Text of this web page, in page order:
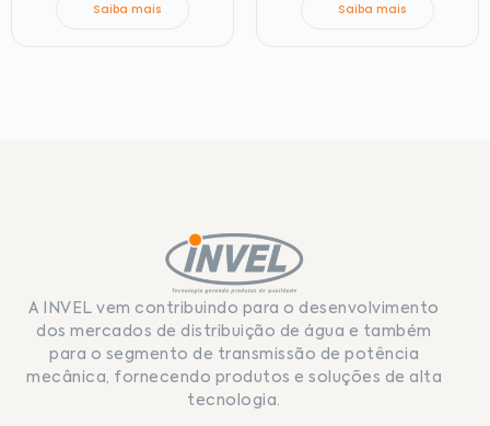
Saiba mais Saiba mais
A INVEL vem contribuindo para o desenvolvimento
dos mercados de distribuição de água e também
para o segmento de transmissão de potência
mecânica, fornecendo produtos e soluções de alta
tecnologia.